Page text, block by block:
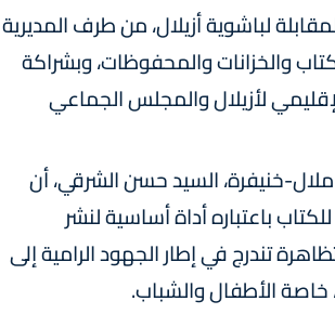
لباشوية أزيلال، من طرف المديرية
والخزانات والمحفوظات، وبشراكة
لأزيلال والمجلس الجماعي
خنيفرة، السيد حسن الشرقي، أن
باعتباره أداة أساسية لنشر
تندرج في إطار الجهود الرامية إلى
الأطفال والشباب.